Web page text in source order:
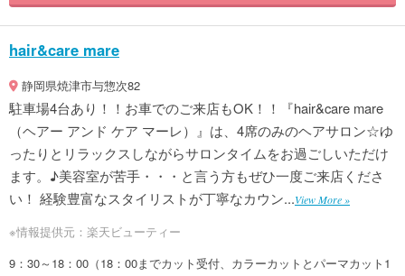
hair&care mare
静岡県焼津市与惣次82
駐車場4台あり！！お車でのご来店もOK！！『hair&care mare
（ヘアー アンド ケア マーレ）』は、4席のみのヘアサロン☆ゆ
ったりとリラックスしながらサロンタイムをお過ごしいただけ
ます。♪美容室が苦手・・・と言う方もぜひ一度ご来店くださ
い！ 経験豊富なスタイリストが丁寧なカウン...View More »
※情報提供元：楽天ビューティー
9：30～18：00（18：00までカット受付、カラーカットとパーマカット1